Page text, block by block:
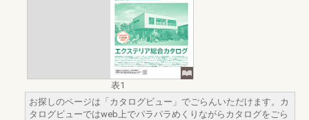
表1
お探しのページは「カタログビュー」でごらんいただけます。カ
タログビューではweb上でパラパラめくりながらカタログをごら